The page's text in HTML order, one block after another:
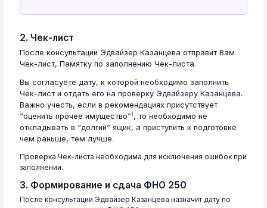
2. Чек-лист
После консультации Эдвайзер Казанцева отправит Вам
Чек-лист, Памятку по заполнению Чек-листа.
Вы согласуете дату, к которой необходимо заполнить
Чек-лист и отдать его на проверку Эдвайзеру Казанцева.
Важно учесть, если в рекомендациях присутствует
“оценить прочее имущество”1, то необходимо не
откладывать в “долгий” ящик, а приступить к подготовке
чем раньше, тем лучше.
Проверка Чек-листа необходима для исключения ошибок при
заполнении.
3. Формирование и сдача ФНО 250
После консультации Эдвайзер Казанцева назначит дату по